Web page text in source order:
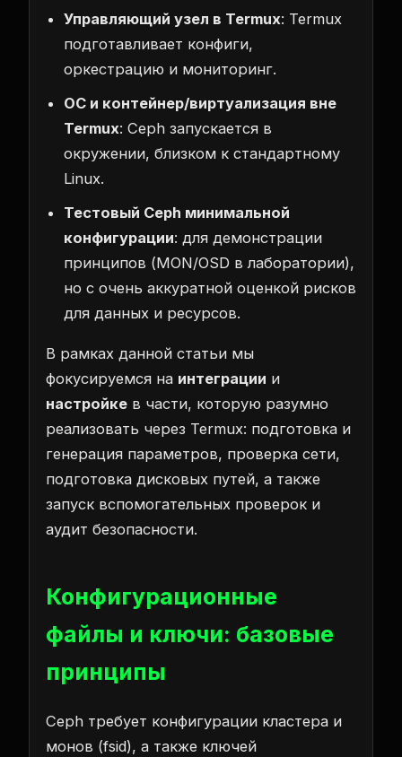
Управляющий узел в Termux: Termux
подготавливает конфиги,
оркестрацию и мониторинг.
ОС и контейнер/виртуализация вне
Termux: Ceph запускается в
окружении, близком к стандартному
Linux.
Тестовый Ceph минимальной
конфигурации: для демонстрации
принципов (MON/OSD в лаборатории),
но с очень аккуратной оценкой рисков
для данных и ресурсов.
В рамках данной статьи мы
фокусируемся на интеграции и
настройке в части, которую разумно
реализовать через Termux: подготовка и
генерация параметров, проверка сети,
подготовка дисковых путей, а также
запуск вспомогательных проверок и
аудит безопасности.
Конфигурационные
файлы и ключи: базовые
принципы
Ceph требует конфигурации кластера и
монов (fsid), а также ключей